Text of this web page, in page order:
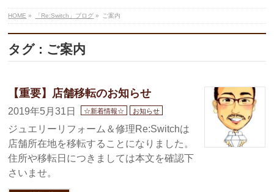
HOME » 「Re:Switch」ブログ » ご案内
タグ : ご案内
【重要】店舗移転のお知らせ
2019年5月31日 ☆新着情報☆ お知らせ
ジュエリーリフォーム＆修理Re:Switchは
店舗所在地を移転することになりました。
住所や移転日につきましては本文を確認下
さいませ。